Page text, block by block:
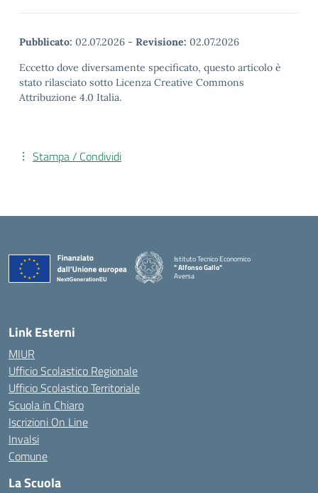
Pubblicato: 02.07.2026 - Revisione: 02.07.2026
Eccetto dove diversamente specificato, questo articolo è
stato rilasciato sotto Licenza Creative Commons
Attribuzione 4.0 Italia.
Stampa / Condividi
Istituto Tecnico Economico
" Alfonso Gallo"
Aversa
Link Esterni
MIUR
Ufficio Scolastico Regionale
Ufficio Scolastico Territoriale
Scuola in Chiaro
Iscrizioni On Line
Invalsi
Comune
La Scuola